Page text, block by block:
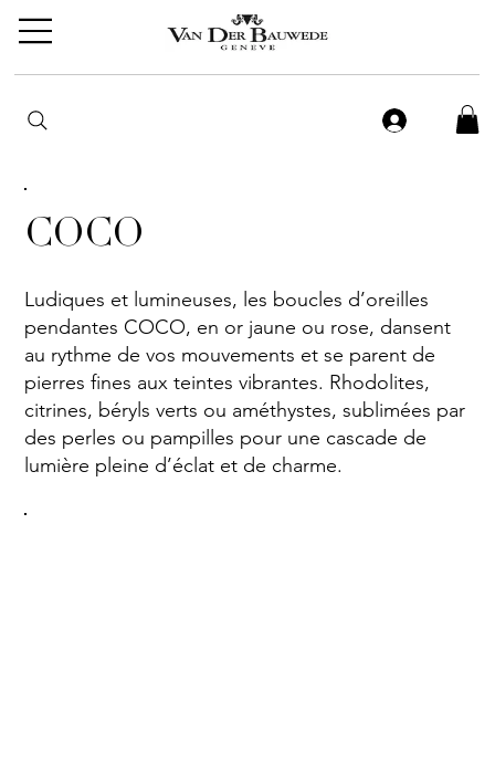
COCO
Ludiques et lumineuses, les boucles d’oreilles
pendantes COCO, en or jaune ou rose, dansent
au rythme de vos mouvements et se parent de
pierres fines aux teintes vibrantes. Rhodolites,
citrines, béryls verts ou améthystes, sublimées par
des perles ou pampilles pour une cascade de
lumière pleine d’éclat et de charme.